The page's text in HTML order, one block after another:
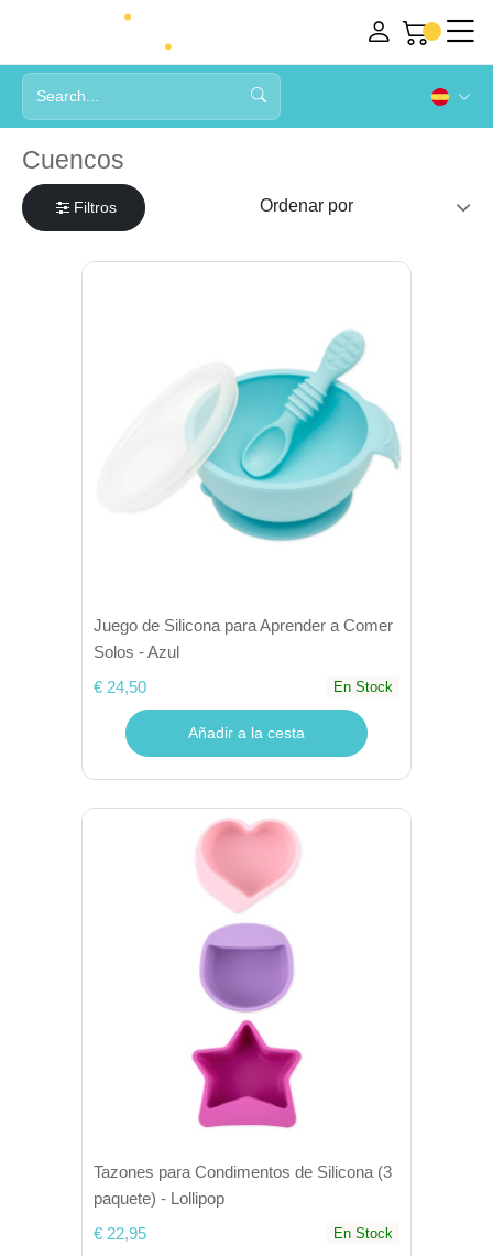
Cuencos
Filtros
Juego de Silicona para Aprender a Comer
Solos - Azul
€ 24,50
En Stock
Añadir a la cesta
Tazones para Condimentos de Silicona (3
paquete) - Lollipop
€ 22,95
En Stock